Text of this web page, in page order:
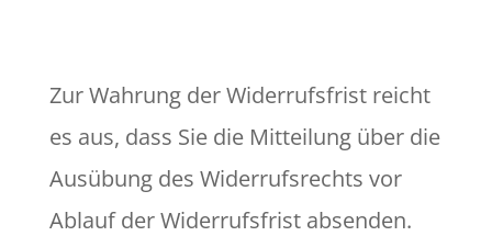
Zur Wahrung der Widerrufsfrist reicht
es aus, dass Sie die Mitteilung über die
Ausübung des Widerrufsrechts vor
Ablauf der Widerrufsfrist absenden.